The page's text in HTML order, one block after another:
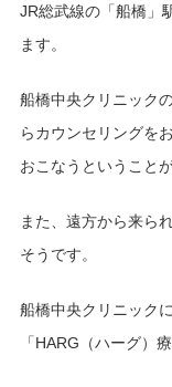
JR総武線の「船橋」
ます。
船橋中央クリニック
らカウンセリングを
おこなうということ
また、遠方から来ら
そうです。
船橋中央クリニック
「HARG（ハーグ）